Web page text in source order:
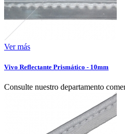
Ver más
Vivo Reflectante Prismático - 10mm
Consulte nuestro departamento